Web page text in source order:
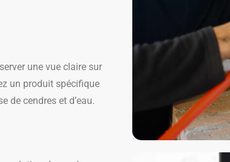
une vue claire sur
un produit spécifique
de cendres et d’eau.